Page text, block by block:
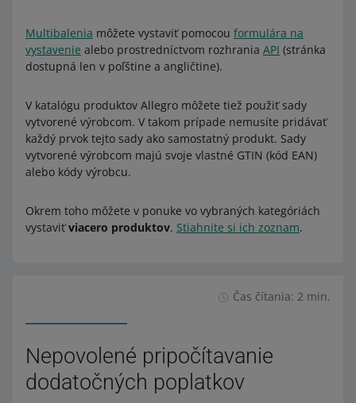
Multibalenia môžete vystaviť pomocou formulára na
vystavenie alebo prostredníctvom rozhrania API (stránka
dostupná len v poľštine a angličtine).
V katalógu produktov Allegro môžete tiež použiť sady
vytvorené výrobcom. V takom prípade nemusíte pridávať
každý prvok tejto sady ako samostatný produkt. Sady
vytvorené výrobcom majú svoje vlastné GTIN (kód EAN)
alebo kódy výrobcu.
Okrem toho môžete v ponuke vo vybraných kategóriách
vystaviťviacero produktov. Stiahnite si ich zoznam.
Čas čítania: 2 min.
Nepovolené pripočítavanie
dodatočných poplatkov